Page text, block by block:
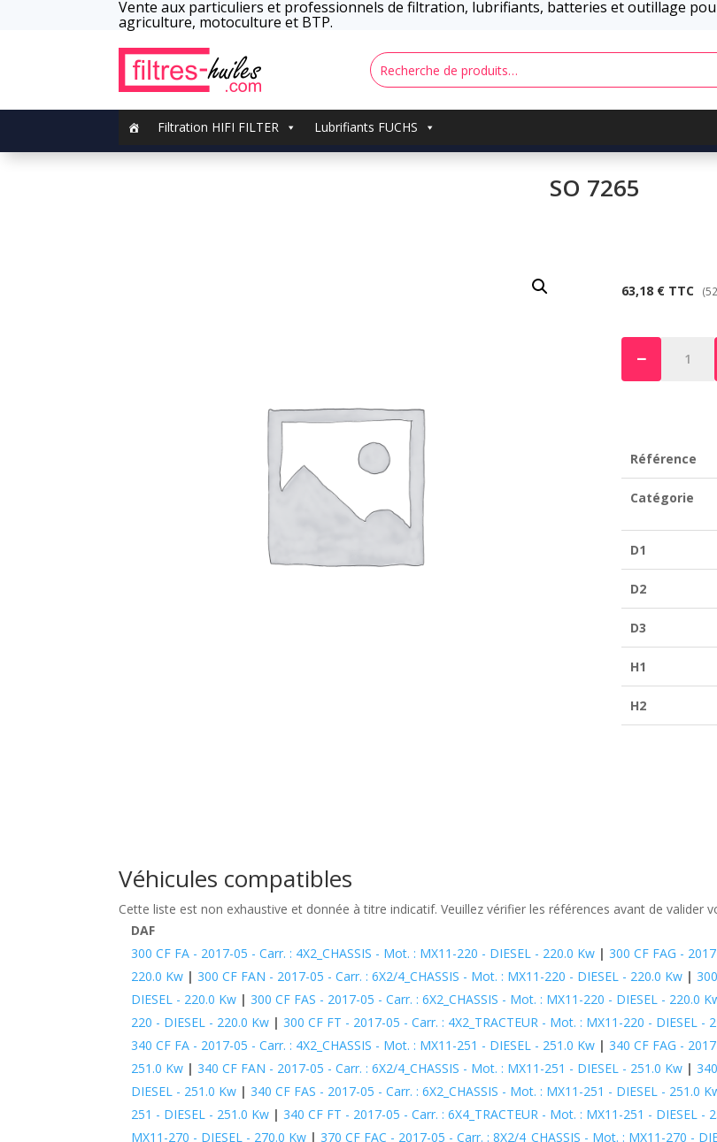
Vente aux particuliers et professionnels de filtration, lubrifiants, batteries et outillage
agriculture, motoculture et BTP.
Filtration HIFI FILTER Lubrifiants FUCHS
SO 7265
63,18 €TTC (
−
Référence
Catégorie
D1
D2
D3
H1
H2
Véhicules compatibles
Cette liste est non exhaustive et donnée à titre indicatif. Veuillez vérifier les références avant de valider
DAF
300 CF FA - 2017-05 - Carr. : 4X2_CHASSIS - Mot. : MX11-220 - DIESEL - 220.0 Kw | 300 CF FAG -
220.0 Kw | 300 CF FAN - 2017-05 - Carr. : 6X2/4_CHASSIS - Mot. : MX11-220 - DIESEL - 220.0 Kw |
DIESEL - 220.0 Kw | 300 CF FAS - 2017-05 - Carr. : 6X2_CHASSIS - Mot. : MX11-220 - DIESEL - 220.0
220 - DIESEL - 220.0 Kw | 300 CF FT - 2017-05 - Carr. : 4X2_TRACTEUR - Mot. : MX11-220 - DIESEL -
340 CF FA - 2017-05 - Carr. : 4X2_CHASSIS - Mot. : MX11-251 - DIESEL - 251.0 Kw | 340 CF FAG -
251.0 Kw | 340 CF FAN - 2017-05 - Carr. : 6X2/4_CHASSIS - Mot. : MX11-251 - DIESEL - 251.0 Kw |
DIESEL - 251.0 Kw | 340 CF FAS - 2017-05 - Carr. : 6X2_CHASSIS - Mot. : MX11-251 - DIESEL - 251.0
251 - DIESEL - 251.0 Kw | 340 CF FT - 2017-05 - Carr. : 6X4_TRACTEUR - Mot. : MX11-251 - DIESEL -
MX11-270 - DIESEL - 270.0 Kw | 370 CF FAC - 2017-05 - Carr. : 8X2/4_CHASSIS - Mot. : MX11-270 -